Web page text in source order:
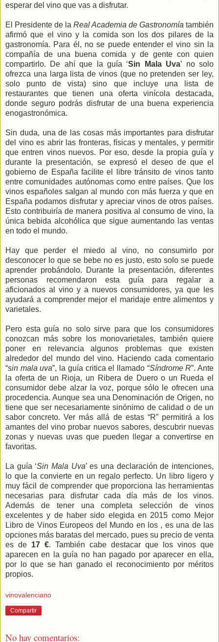
esperar del vino que vas a disfrutar.
El Presidente de la Real Academia de Gastronomía también
afirmó que el vino y la comida son los dos pilares de la
gastronomía. Para él, no se puede entender el vino sin la
compañía de una buena comida y de gente con quien
compartirlo. De ahí que la guía ‘Sin Mala Uva’ no solo
ofrezca una larga lista de vinos (que no pretenden ser ley,
solo punto de vista) sino que incluye una lista de
restaurantes que tienen una oferta vinícola destacada,
donde seguro podrás disfrutar de una buena experiencia
enogastronómica.
Sin duda, una de las cosas más importantes para disfrutar
del vino es abrir las fronteras, físicas y mentales, y permitir
que entren vinos nuevos. Por eso, desde la propia guía y
durante la presentación, se expresó el deseo de que el
gobierno de España facilite el libre tránsito de vinos tanto
entre comunidades autónomas como entre países. Que los
vinos españoles salgan al mundo con más fuerza y que en
España podamos disfrutar y apreciar vinos de otros países.
Esto contribuiría de manera positiva al consumo de vino, la
única bebida alcohólica que sigue aumentando las ventas
en todo el mundo.
Hay que perder el miedo al vino, no consumirlo por
desconocer lo que se bebe no es justo, esto solo se puede
aprender probándolo. Durante la presentación, diferentes
personas recomendaron esta guía para regalar a
aficionados al vino y a nuevos consumidores, ya que les
ayudará a comprender mejor el maridaje entre alimentos y
varietales.
Pero esta guía no solo sirve para que los consumidores
conozcan más sobre los monovarietales, también quiere
poner en relevancia algunos problemas que existen
alrededor del mundo del vino. Haciendo cada comentario
“sin mala uva”, la guía critica el llamado “Síndrome R”. Ante
la oferta de un Rioja, un Ribera de Duero o un Rueda el
consumidor debe alzar la voz, porque sólo le ofrecen una
procedencia. Aunque sea una Denominación de Origen, no
tiene que ser necesariamente sinónimo de calidad o de un
sabor concreto. Ver más allá de estas “R” permitirá a los
amantes del vino probar nuevos sabores, descubrir nuevas
zonas y nuevas uvas que pueden llegar a convertirse en
favoritas.
La guía ‘Sin Mala Uva’ es una declaración de intenciones,
lo que la convierte en un regalo perfecto. Un libro ligero y
muy fácil de comprender que proporciona las herramientas
necesarias para disfrutar cada día más de los vinos.
Además de tener una completa selección de vinos
excelentes y de haber sido elegida en 2015 como Mejor
Libro de Vinos Europeos del Mundo en los , es una de las
opciones más baratas del mercado, pues su precio de venta
es de 17 €. También cabe destacar que los vinos que
aparecen en la guía no han pagado por aparecer en ella,
por lo que se han ganado el reconocimiento por méritos
propios.
vinovalenciano
Compartir
No hay comentarios: